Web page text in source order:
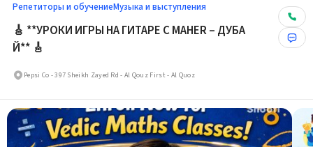
Репетиторы и обучениеМузыка и выступления
🎸 **УРОКИ ИГРЫ НА ГИТАРЕ С MAHER – ДУБА
Й** 🎸
Pepsi Co - 397 Sheikh Zayed Rd - Al Qouz First - Al Quoz